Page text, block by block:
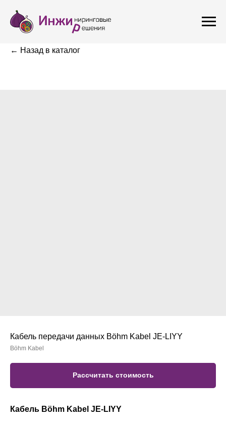
← Назад в каталог
Кабель передачи данных Böhm Kabel JE-LIYY
Böhm Kabel
Рассчитать стоимость
Кабель Böhm Kabel JE-LIYY